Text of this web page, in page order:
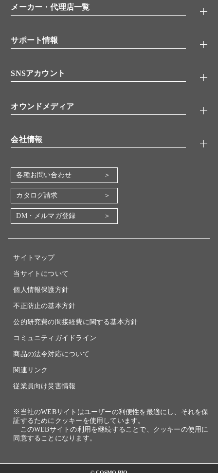
ウェビナー （オンラインセミナー）
学会・展示スケジュール
抗体
シグナル伝達
糖類／レクチン
分子生物
バイオメディカル(環境・食品)
機器・消耗品
メーカー・代理店一覧
代理店
サポート情報
アプリケーションノート
書類ダウンロード
SNSアカウント
YouTube
オウンドメディア
会社情報
会社概要
地図・アクセス（本社）
IR情報
電子公告
各種お問い合わせ
カタログ請求
DM・メルマガ登録
サイトマップ
当サイトについて
個人情報保護方針
不正防止の基本方針
公的研究費の間接経費に関する基本方針
コミュニティガイドライン
商品の法令対応について
関連リンク
従業員向け災害情報
※当社のWEBサイトはユーザーの利便性を最適にし、それを保
証するためにクッキーを使用しています。
このWEBサイトの利用を継続することで、クッキーの使用に
同意することになります。